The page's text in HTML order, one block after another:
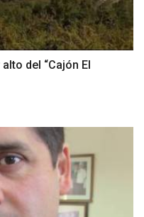
del “Cajón El